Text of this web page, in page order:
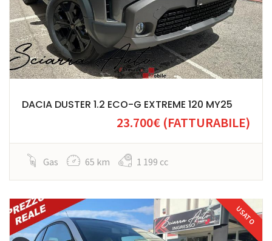
DACIA DUSTER 1.2 ECO-G EXTREME 120 MY25
23.700€ (FATTURABILE)
Gas 65 km 1 199 cc
USATO